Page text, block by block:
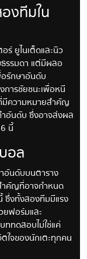
งทีมใน
ร์ ยูไนเต็ดและนิว
ธรรมดา แต่มีผลอ
รักษาอันดับ
การชัยชนะเพื่อหนี
มีความหมายสำคัญ
ำอันดับ ซึ่งอาจส่งผล
นี้
อล
อันดับบนตาราง
ำคัญที่อาจกำหนด
ซึ่งทั้งสองทีมมีแรง
ยฟอร์มและ
ทดสอบไม่ใช่แค่
ใจของนักเตะทุกคน